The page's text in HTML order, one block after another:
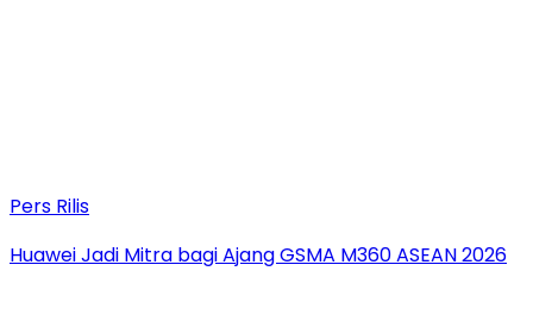
Pers Rilis
Huawei Jadi Mitra bagi Ajang GSMA M360 ASEAN 2026